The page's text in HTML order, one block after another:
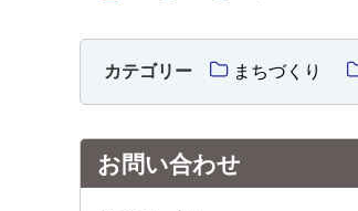
カテゴリー まちづくり
お問い合わせ